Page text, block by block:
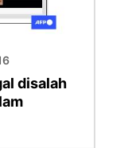
disalah